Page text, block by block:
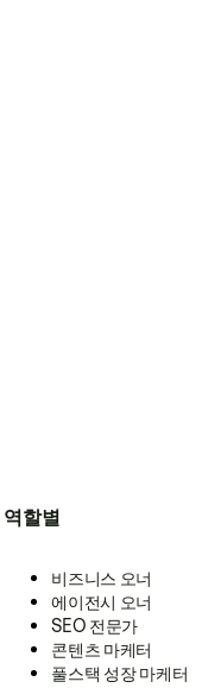
역할별
비즈니스 오너
에이전시 오너
SEO 전문가
콘텐츠 마케터
풀스택 성장 마케터